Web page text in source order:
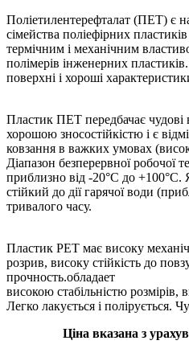
Поліетилентерефталат (ПЕТ) є
сімейства поліефірних
термічним і механічним
полімерів інженерних
поверхні і хороші
Пластик ПЕТ передбачає чудові
хорошою зносостійкістю і є
ковзання в важких умовах
Діапазон безперервної робочої
приблизно від -20°C до +100°C.
стійкий до дії гарячої води
тривалого часу.
Пластик PET має високу
розрив, високу стійкість до
прочность.обладает
високою стабільністю розмірів,
Легко лакується і полірується.
Ціна вказана з